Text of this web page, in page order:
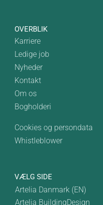
OVERBLIK
Karriere
Ledige job
Nyheder
Kontakt
Om os
Bogholderi
Cookies og persondata
Whistleblower
VÆLG SIDE
Artelia Danmark (EN)
Artelia BuildingDesign